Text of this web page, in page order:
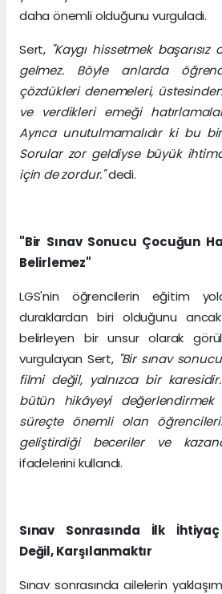
daha önemli olduğunu vurguladı.
Sert, "Kaygı hissetmek başarısız
gelmez. Böyle anlarda
çözdükleri denemeleri,
ve verdikleri emeği
Ayrıca unutulmamalıdır ki bu bir
Sorular zor geldiyse büyük
için de zordur."dedi.
"Bir Sınav Sonucu Çocuğun
Belirlemez"
LGS'nin öğrencilerin eğitim
duraklardan biri olduğunu
belirleyen bir unsur olarak
vurgulayan Sert, "Bir sınav
filmi değil, yalnızca bir
bütün hikâyeyi
süreçte önemli olan
geliştirdiği beceriler ve
ifadelerini kullandı.
Sınav Sonrasında İlk
Değil, Karşılanmaktır
Sınav sonrasında ailelerin